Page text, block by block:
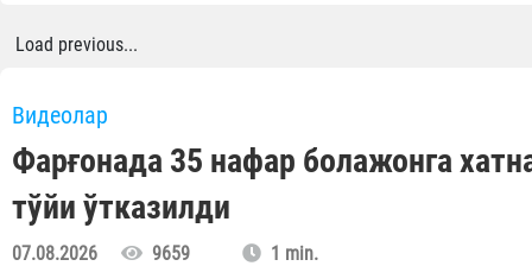
Load previous...
Видеолар
Фарғонада 35 нафар болажонга
тўйи ўтказилди
07.08.2026 9659 1 min.